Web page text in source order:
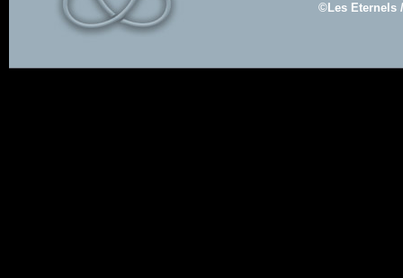
©Les Eternels